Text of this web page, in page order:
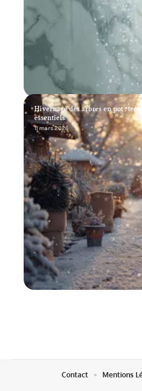
Hivernage des arbres en pot :
essentiels
11 mars 2026
Contact Mentions